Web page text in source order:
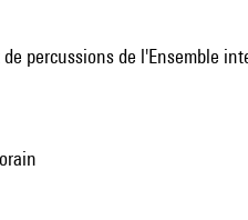
de percussions de l'Ensemble